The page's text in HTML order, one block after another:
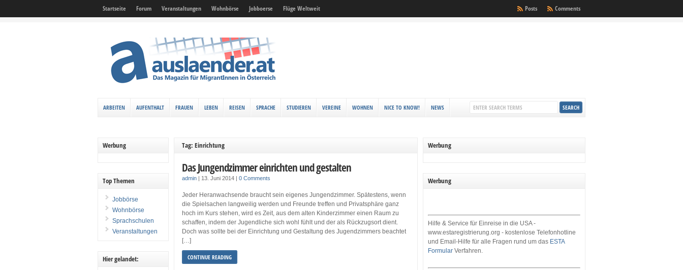
Startseite Forum Veranstaltungen Wohnbörse Jobboerse Flüge Weltweit Comments
Posts
ARBEITEN AUFENTHALT FRAUEN LEBEN REISEN SPRACHE STUDIEREN VEREINE WOHNEN NICE TO KNOW! NEWS
Tag: Einrichtung
Das Jungendzimmer einrichten und gestalten
admin | 13. Juni 2014 |0 Comments
Jeder Heranwachsende braucht sein eigenes Jungendzimmer. Spätestens, wenn
die Spielsachen langweilig werden und Freunde treffen und Privatsphäre ganz
hoch im Kurs stehen, wird es Zeit, aus dem alten Kinderzimmer einen Raum zu
schaffen, indem der Jugendliche sich wohl fühlt und der als Rückzugsort dient.
Doch was sollte bei der Einrichtung und Gestaltung des Jugendzimmers beachtet
[…]
CONTINUE READING
Werbung
Top Themen
Jobbörse
Wohnbörse
Sprachschulen
Veranstaltungen
Hier gelandet:
Werbung
Werbung
Hilfe & Service für Einreise in die USA -
www.estaregistrierung.org - kostenlose Telefonhotline
und Email-Hilfe für alle Fragen rund um das ESTA
Formular Verfahren.